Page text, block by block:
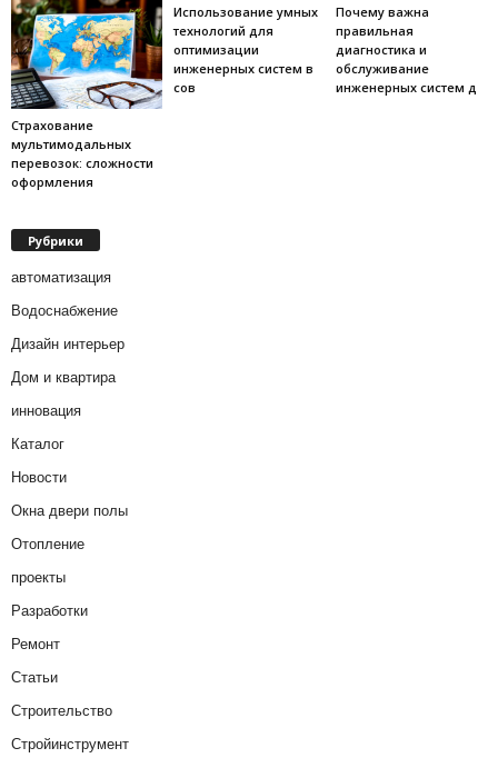
Страхование
мультимодальных
перевозок: сложности
оформления
Использование умных
технологий для
оптимизации
инженерных систем в
сов
Почему важна
правильная
диагностика и
обслуживание
инженерных систем д
Рубрики
автоматизация
Водоснабжение
Дизайн интерьер
Дом и квартира
инновация
Каталог
Новости
Окна двери полы
Отопление
проекты
Разработки
Ремонт
Статьи
Строительство
Стройинструмент